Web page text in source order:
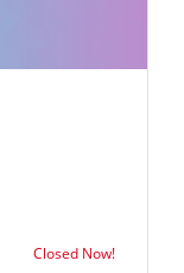
Closed Now!